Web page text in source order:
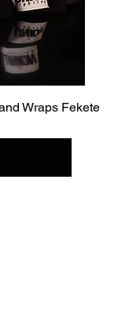
Wraps Fekete